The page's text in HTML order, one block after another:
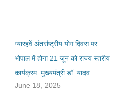
ग्यारहवें अंतर्राष्ट्रीय योग दिवस पर
भोपाल में होगा 21 जून को राज्य स्तरीय
कार्यक्रम: मुख्यमंत्री डॉ. यादव
June 18, 2025